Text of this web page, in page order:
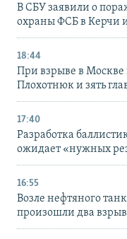
В СБУ заявили о
охраны ФСБ в Керчи
18:44
При взрыве в
Плохотнюк и зять
17:40
Разработка
ожидает «нужных
16:55
Возле нефтяного
произошли два